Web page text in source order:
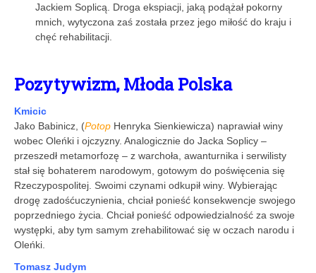
Jackiem Soplicą. Droga ekspiacji, jaką podążał pokorny
mnich, wytyczona zaś została przez jego miłość do kraju i
chęć rehabilitacji.
Pozytywizm, Młoda Polska
Kmicic
Jako Babinicz, (Potop Henryka Sienkiewicza) naprawiał winy
wobec Oleńki i ojczyzny. Analogicznie do Jacka Soplicy –
przeszedł metamorfozę – z warchoła, awanturnika i serwilisty
stał się bohaterem narodowym, gotowym do poświęcenia się
Rzeczypospolitej. Swoimi czynami odkupił winy. Wybierając
drogę zadośćuczynienia, chciał ponieść konsekwencje swojego
poprzedniego życia. Chciał ponieść odpowiedzialność za swoje
występki, aby tym samym zrehabilitować się w oczach narodu i
Oleńki.
Tomasz Judym